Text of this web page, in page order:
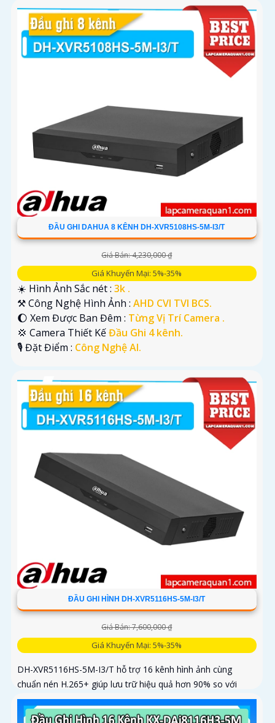
ĐẦU GHI DAHUA 8 KÊNH DH-XVR5108HS-5M-I3/T
Giá Bán: 4,230,000 ₫
Giá Khuyến Mại: 5%-35%
☀️ Hình Ảnh Sắc nét : 3k .
⚒ Công Nghệ Hình Ảnh : AHD CVI TVI BCS.
🌔 Xem Được Ban Đêm : Từng Vị Trí Camera .
💢 Camera Thiết KếĐầu Ghi 4 kênh.
️🎙 Đặt Điểm : Công Nghệ AI.
ĐẦU GHI HÌNH DH-XVR5116HS-5M-I3/T
Giá Bán: 7,600,000 ₫
Giá Khuyến Mại: 5%-35%
DH-XVR5116HS-5M-I3/T hỗ trợ 16 kênh hình ảnh cùng
chuẩn nén H.265+ giúp lưu trữ hiệu quả hơn 90% so với
H.264 giao diện thân thiện dễ thao tác HDMI xuất 4K VGA
xuất 1080p khả...